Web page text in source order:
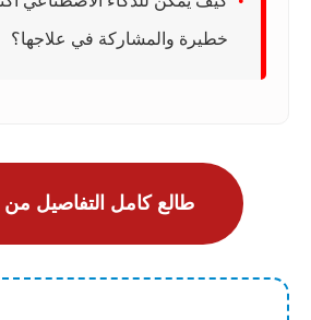
خطيرة والمشاركة في علاجها؟
طالع كامل التفاصيل من